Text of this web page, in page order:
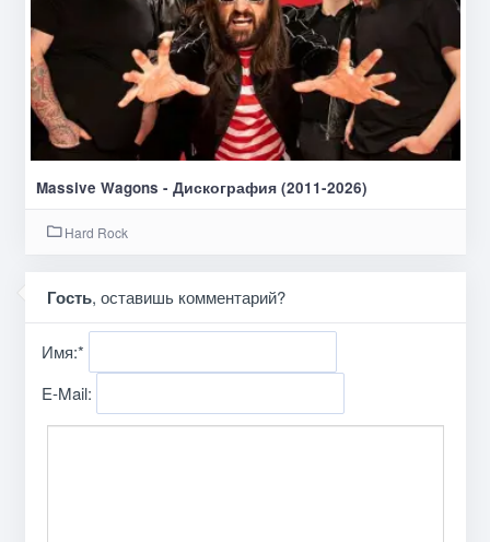
Massive Wagons - Дискография (2011-2026)
Hard Rock
Гость, оставишь комментарий?
Имя:*
E-Mail: